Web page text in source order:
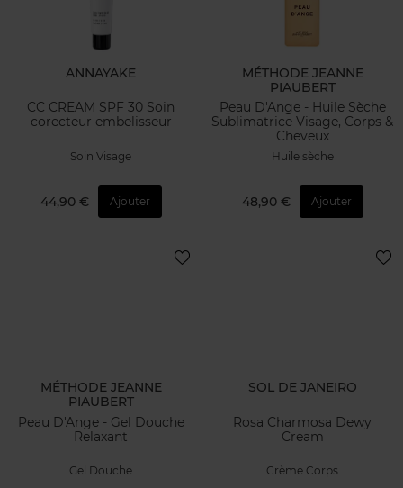
ANNAYAKE
CC CREAM SPF 30 Soin
corecteur embelisseur
Soin Visage
44,90 € Ajouter
MÉTHODE JEANNE
PIAUBERT
Peau D'Ange - Huile Sèche
Sublimatrice Visage, Corps &
Cheveux
Huile sèche
48,90 € Ajouter
MÉTHODE JEANNE
PIAUBERT
Peau D'Ange - Gel Douche
Relaxant
Gel Douche
SOL DE JANEIRO
Rosa Charmosa Dewy
Cream
Crème Corps